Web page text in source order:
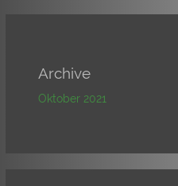
Archive
Oktober 2021